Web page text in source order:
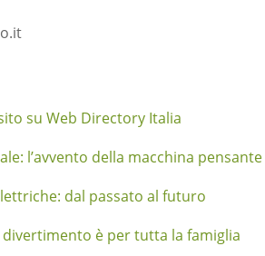
su Web Directory Italia
l’avvento della macchina pensante
dal passato al futuro
è per tutta la famiglia